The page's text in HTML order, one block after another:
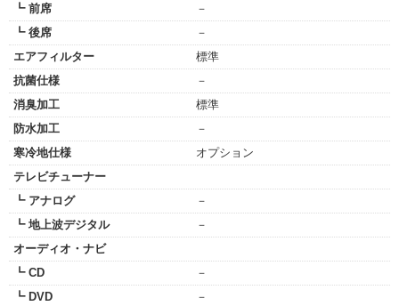
┗ 前席
－
┗ 後席
－
エアフィルター
標準
抗菌仕様
－
消臭加工
標準
防水加工
－
寒冷地仕様
オプション
テレビチューナー
┗ アナログ
－
┗ 地上波デジタル
－
オーディオ・ナビ
┗ CD
－
┗ DVD
－